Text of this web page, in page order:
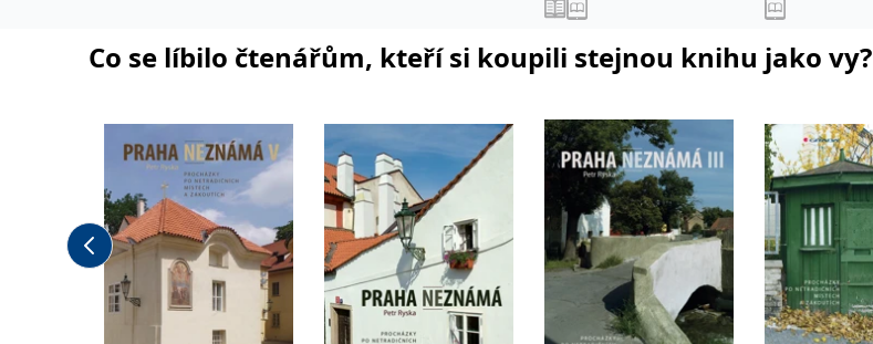
Co se líbilo čtenářům, kteří si koupili stejnou knihu jako vy?